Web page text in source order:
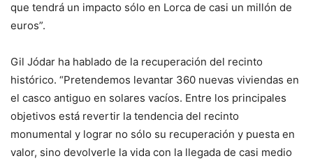
que tendrá un impacto sólo en Lorca de casi un millón de
euros”.
Gil Jódar ha hablado de la recuperación del recinto
histórico. “Pretendemos levantar 360 nuevas viviendas en
el casco antiguo en solares vacíos. Entre los principales
objetivos está revertir la tendencia del recinto
monumental y lograr no sólo su recuperación y puesta en
valor, sino devolverle la vida con la llegada de casi medio